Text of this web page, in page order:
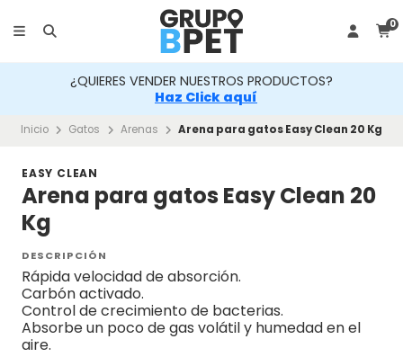
0
¿QUIERES VENDER NUESTROS PRODUCTOS?
Haz Click aquí
Inicio Gatos Arenas Arena para gatos Easy Clean 20 Kg
EASY CLEAN
Arena para gatos Easy Clean 20
Kg
DESCRIPCIÓN
Rápida velocidad de absorción.
Carbón activado.
Control de crecimiento de bacterias.
Absorbe un poco de gas volátil y humedad en el
aire.